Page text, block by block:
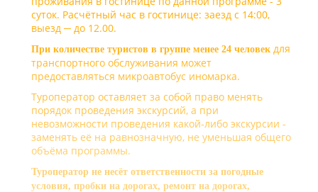
суток. Расчётный час в гостинице: заезд с 14:00,
выезд ─ до 12.00.
При количестве туристов в группе менее 24 человек для
транспортного обслуживания может
предоставляться микроавтобус иномарка.
Туроператор оставляет за собой право менять
порядок проведения экскурсий, а при
невозможности проведения какой-либо экскурсии -
заменять её на равнозначную, не уменьшая общего
объёма программы.
Туроператор не несёт ответственности за погодные
условия, пробки на дорогах, ремонт на дорогах,